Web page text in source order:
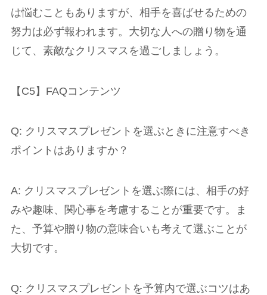
は悩むこともありますが、相手を喜ばせるための
努力は必ず報われます。大切な人への贈り物を通
じて、素敵なクリスマスを過ごしましょう。
【C5】FAQコンテンツ
Q: クリスマスプレゼントを選ぶときに注意すべき
ポイントはありますか？
A: クリスマスプレゼントを選ぶ際には、相手の好
みや趣味、関心事を考慮することが重要です。ま
た、予算や贈り物の意味合いも考えて選ぶことが
大切です。
Q: クリスマスプレゼントを予算内で選ぶコツはあ